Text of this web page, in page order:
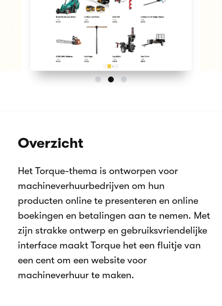
Overzicht
Het Torque-thema is ontworpen voor
machineverhuurbedrijven om hun
producten online te presenteren en online
boekingen en betalingen aan te nemen. Met
zijn strakke ontwerp en gebruiksvriendelijke
interface maakt Torque het een fluitje van
een cent om een website voor
machineverhuur te maken.